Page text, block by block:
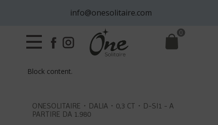
info@onesolitaire.com
0
Block content.
ONESOLITAIRE・DALIA・0,3 CT・D-SI1 - A
PARTIRE DA 1.980